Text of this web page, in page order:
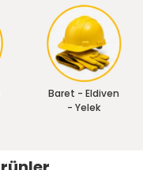
Baret - Eldiven
- Yelek